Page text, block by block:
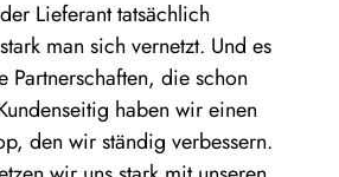
Lieferant tatsächlich
man sich vernetzt. Und es
Partnerschaften, die schon
haben wir einen
den wir ständig verbessern.